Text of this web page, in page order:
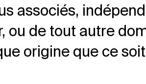
associés,
ou de tout autre
origine que ce